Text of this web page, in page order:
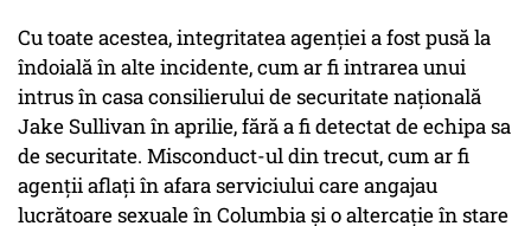
Cu toate acestea, integritatea agenției a fost pusă la
îndoială în alte incidente, cum ar fi intrarea unui
intrus în casa consilierului de securitate națională
Jake Sullivan în aprilie, fără a fi detectat de echipa sa
de securitate. Misconduct-ul din trecut, cum ar fi
agenții aflați în afara serviciului care angajau
lucrătoare sexuale în Columbia și o altercație în stare